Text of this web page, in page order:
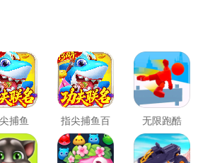
捕鱼
指尖捕鱼百
度版
无限跑酷